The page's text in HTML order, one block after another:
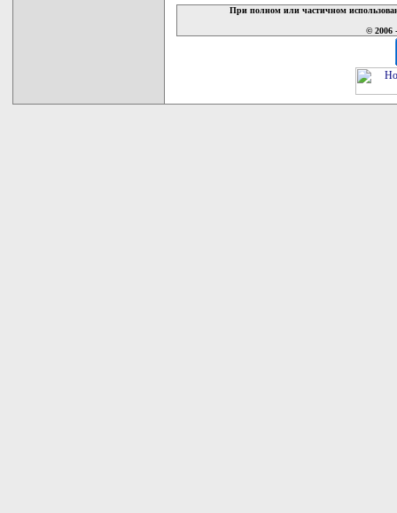
При полном или частичном
© 2006